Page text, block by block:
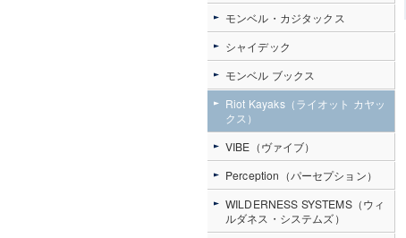
モンベル・カジタックス
シャイデック
モンベル ブックス
Riot Kayaks（ライオット カヤッ
クス）
VIBE（ヴァイブ）
Perception（パーセプション）
WILDERNESS SYSTEMS（ウィ
ルダネス・システムズ）